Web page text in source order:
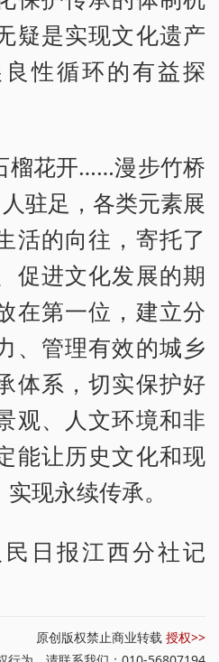
疑是实现文化遗产
性循环的有益探
花开……漫步竹桥
驻足，各类元素展
活的向往，寄托了
促进文化发展的期
在第一位，建立分
、管理有效的城乡
体系，切实保护好
观、人文环境和非
能让历史文化和现
现永续传承。
日报江西分社记
原创版权禁止商业转载 授权>>